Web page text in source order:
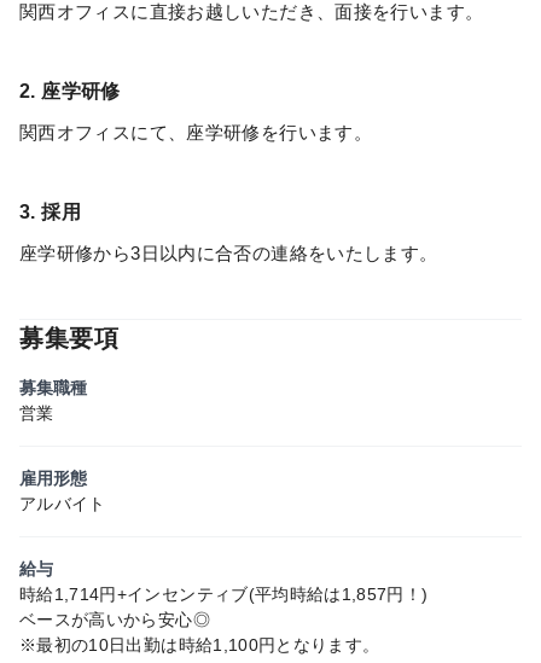
関西オフィスに直接お越しいただき、面接を行います。
2. 座学研修
関西オフィスにて、座学研修を行います。
3. 採用
座学研修から3日以内に合否の連絡をいたします。
募集要項
募集職種
営業
雇用形態
アルバイト
給与
時給1,714円+インセンティブ(平均時給は1,857円！)
ベースが高いから安心◎
※最初の10日出勤は時給1,100円となります。